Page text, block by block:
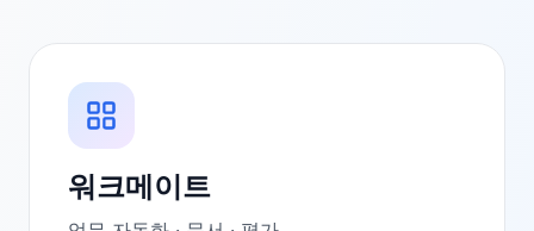
워크메이트